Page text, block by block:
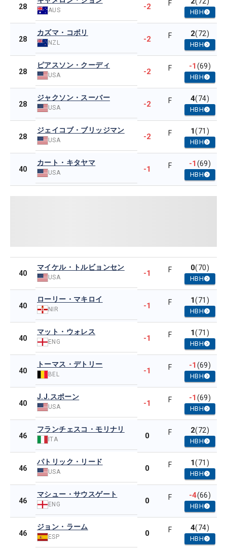
28 AUS -2 F
HBH
28
カズマ・コボリ
NZL -2 F 2(72)
HBH
28
ピアスソン・クーディ
USA -2 F -1(69)
HBH
28
ジャクソン・スーバー
USA -2 F 4(74)
HBH
28
ジェイコブ・ブリッジマン
USA -2 F 1(71)
HBH
40
カート・キタヤマ
USA -1 F -1(69)
HBH
40
マイケル・トルビョンセン
USA -1 F 0(70)
HBH
40
ローリー・マキロイ
NIR -1 F 1(71)
HBH
40
マット・ウォレス
ENG -1 F 1(71)
HBH
40
トーマス・デトリー
BEL -1 F -1(69)
HBH
40
J.J.スポーン
USA -1 F -1(69)
HBH
46
フランチェスコ・モリナリ
ITA 0 F 2(72)
HBH
46
パトリック・リード
USA 0 F 1(71)
HBH
46
マシュー・サウスゲート
ENG 0 F -4(66)
HBH
46
ジョン・ラーム
ESP 0 F 4(74)
HBH